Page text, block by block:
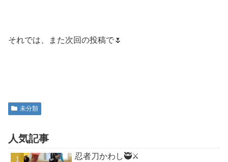
それでは、また次回の投稿で🌷
未分類
人気記事
忍者刀かわし🥷⚔️